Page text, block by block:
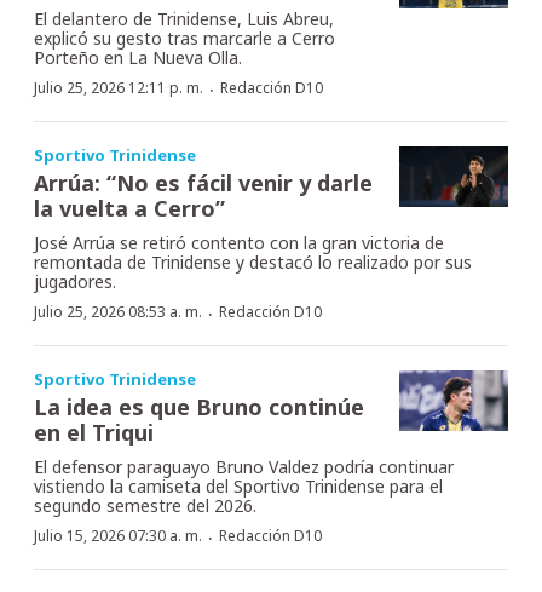
El delantero de Trinidense, Luis Abreu,
explicó su gesto tras marcarle a Cerro
Porteño en La Nueva Olla.
Julio 25, 2026 12:11 p. m. · Redacción D10
Sportivo Trinidense
Arrúa: “No es fácil venir y darle
la vuelta a Cerro”
José Arrúa se retiró contento con la gran victoria de
remontada de Trinidense y destacó lo realizado por sus
jugadores.
Julio 25, 2026 08:53 a. m. · Redacción D10
Sportivo Trinidense
La idea es que Bruno continúe
en el Triqui
El defensor paraguayo Bruno Valdez podría continuar
vistiendo la camiseta del Sportivo Trinidense para el
segundo semestre del 2026.
Julio 15, 2026 07:30 a. m. · Redacción D10